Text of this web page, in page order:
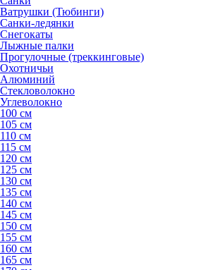
Ватрушки (Тюбинги)
Санки-ледянки
Снегокаты
Лыжные палки
Прогулочные (треккинговые)
Охотничьи
Алюминий
Стекловолокно
Углеволокно
100 см
105 см
110 см
115 см
120 см
125 см
130 см
135 см
140 см
145 см
150 см
155 см
160 см
165 см